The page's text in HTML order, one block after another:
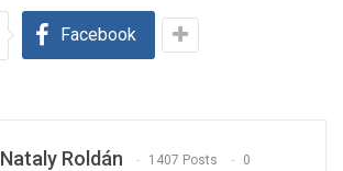
Facebook
Nataly Roldán 1407 Posts 0